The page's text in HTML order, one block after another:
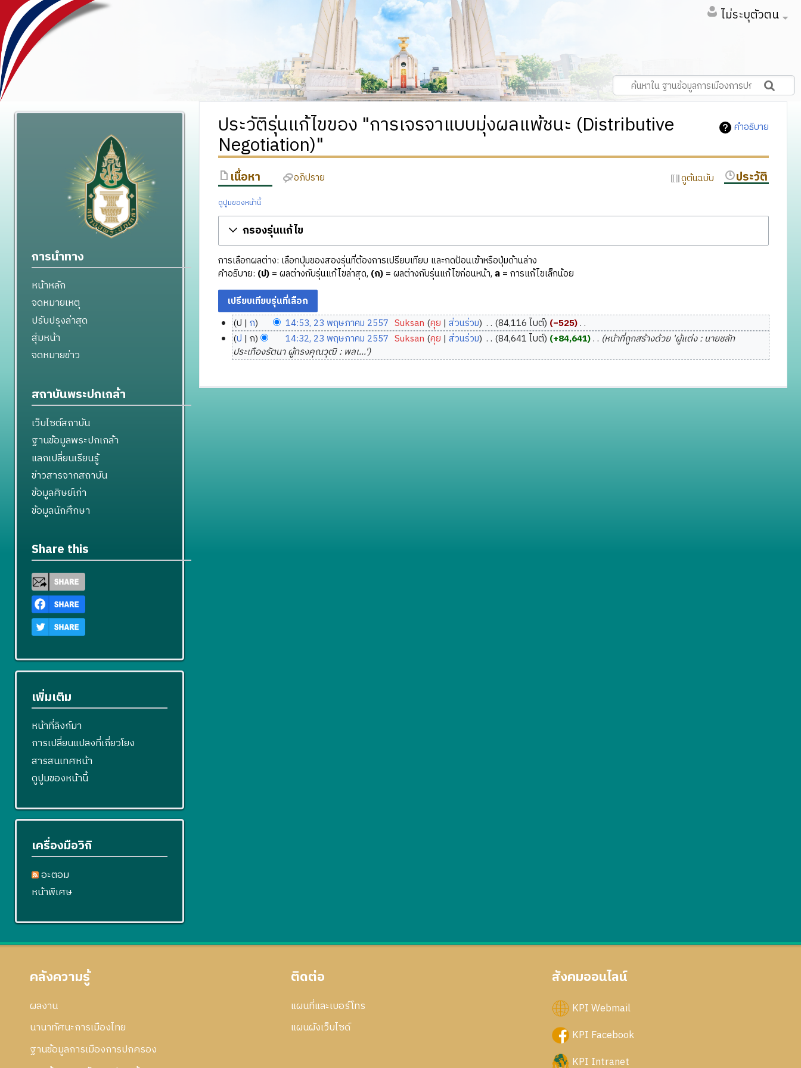
ไม่ระบุตัวตน
คำอธิบาย
ประวัติรุ่นแก้ไขของ "การเจรจาแบบมุ่งผลแพ้ชนะ (Distributive
Negotiation)"
เนื้อหา อภิปราย ดูต้นฉบับ ประวัติ
ดูปูมของหน้านี้
กรองรุ่นแก้ไข
การเลือกผลต่าง: เลือกปุ่มของสองรุ่นที่ต้องการเปรียบเทียบ และกดป้อนเข้าหรือปุ่มด้านล่าง
คำอธิบาย: (ป)= ผลต่างกับรุ่นแก้ไขล่าสุด, (ก)= ผลต่างกับรุ่นแก้ไขก่อนหน้า, ล= การแก้ไขเล็กน้อย
2
ษ
ป ก 14:53, 23 พฤษภาคม 2557 Suksan คุย ส่วนร่วม ‎ 84,116 ไบต์ −525 ‎
ไ
ม่
มี
ว
ป ก 14:32, 23 พฤษภาคม 2557 Suksan คุย ส่วนร่วม ‎ 84,641 ไบต์ +84,641 ‎
หน้าที่ถูกสร้างด้วย 'ผู้แต่ง : นายชลัท
ประเทืองรัตนา ผู้ทรงคุณวุฒิ : พลเ...'
การนำทาง
หน้าหลัก
จดหมายเหตุ
ปรับปรุงล่าสุด
สุ่มหน้า
จดหมายข่าว
สถาบันพระปกเกล้า
เว็บไซต์สถาบัน
ฐานข้อมูลพระปกเกล้า
แลกเปลี่ยนเรียนรู้
ข่าวสารจากสถาบัน
ข้อมูลศิษย์เก่า
ข้อมูลนักศึกษา
Share this
เพิ่มเติม
หน้าที่ลิงก์มา
การเปลี่ยนแปลงที่เกี่ยวโยง
สารสนเทศหน้า
ดูปูมของหน้านี้
เครื่องมือวิกิ
อะตอม
หน้าพิเศษ
คลังความรู้
ผลงาน
นานาทัศนะการเมืองไทย
ฐานข้อมูลการเมืองการปกครอง
ติดต่อ
แผนที่และเบอร์โทร
แผนผังเว็บไซด์
สังคมออนไลน์
KPI Webmail
KPI Facebook
KPI Intranet